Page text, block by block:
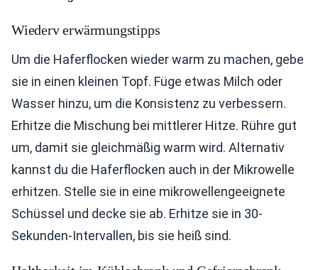
Wiederv erwärmungstipps
Um die Haferflocken wieder warm zu machen, gebe
sie in einen kleinen Topf. Füge etwas Milch oder
Wasser hinzu, um die Konsistenz zu verbessern.
Erhitze die Mischung bei mittlerer Hitze. Rühre gut
um, damit sie gleichmäßig warm wird. Alternativ
kannst du die Haferflocken auch in der Mikrowelle
erhitzen. Stelle sie in eine mikrowellengeeignete
Schüssel und decke sie ab. Erhitze sie in 30-
Sekunden-Intervallen, bis sie heiß sind.